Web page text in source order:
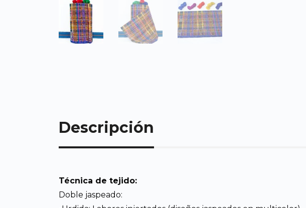
Descripción
Técnica de tejido:
Doble jaspeado: